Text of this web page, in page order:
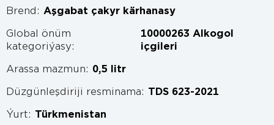
Brend: Aşgabat çakyr kärhanasy
Global önüm
kategoriýasy:
10000263 Alkogol
içgileri
Arassa mazmun: 0,5 litr
Düzgünleşdiriji resminama: TDS 623-2021
Ýurt: Türkmenistan